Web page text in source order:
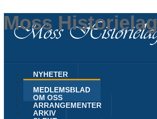
Moss Historielag
NYHETER
MOSS
MEDLEMSBLAD
OM OSS
ARRANGEMENTER
ARKIV